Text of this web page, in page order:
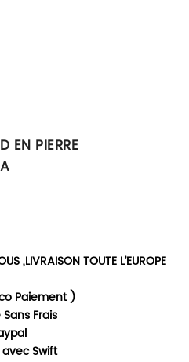
EN PIERRE
,LIVRAISON TOUTE L’EUROPE
Paiement )
Frais
Swift